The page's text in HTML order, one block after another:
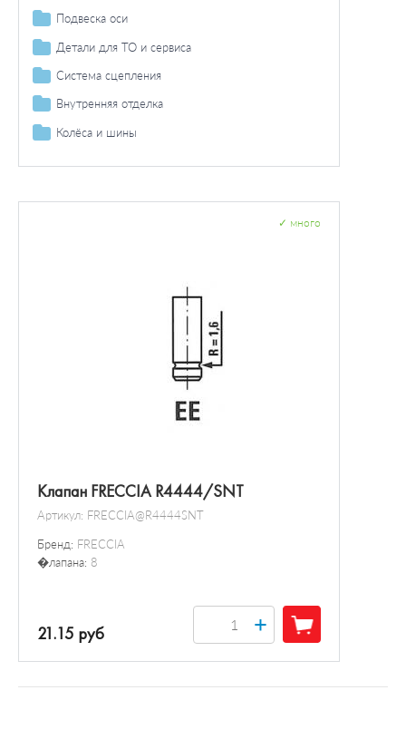
Клапан FRECCIA R4444/SNT
Артикул: FRECCIA@R4444SNT
Бренд: FRECCIA
�лапана: 8
много
21.15 руб +
Пружины
Подвеска оси
Колесо / крепление колеса
Детали для ТО и сервиса
Интервал регулировки
Дополнительные работы
Система сцепления
Система управления сцеплением
Педаль
Внутренняя отделка
Ручное / педальное рычажное управление
Колёса и шины